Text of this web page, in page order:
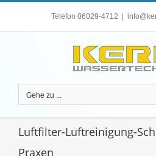
Telefon 06029-4712
Gehe zu ...
Luftfilter-Luftreinigung-
Praxen